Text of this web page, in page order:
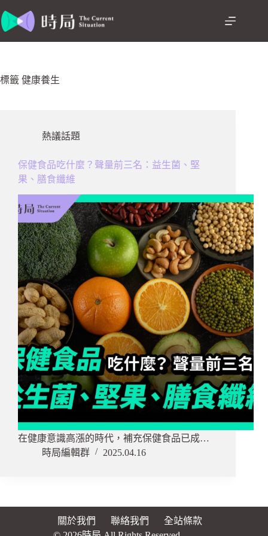
至
容
標籤 健康養生
熱議話題
保健食品吃什麼？聲量前三名：益生菌、堅
果、膳食纖維
在健康意識高漲的時代，補充保健食品已成…
時局編輯群
2025.04.16
關於我們 聯絡我們
全站條款